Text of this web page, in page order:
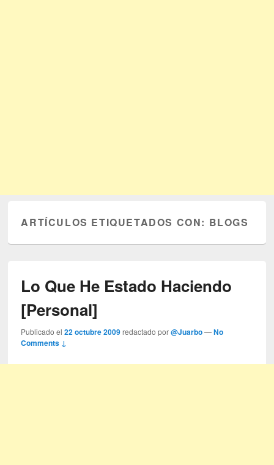
ARTÍCULOS ETIQUETADOS CON: BLOGS
Lo Que He Estado Haciendo
[Personal]
Publicado el22 octubre 2009 redactado por@Juarbo —No
Comments ↓